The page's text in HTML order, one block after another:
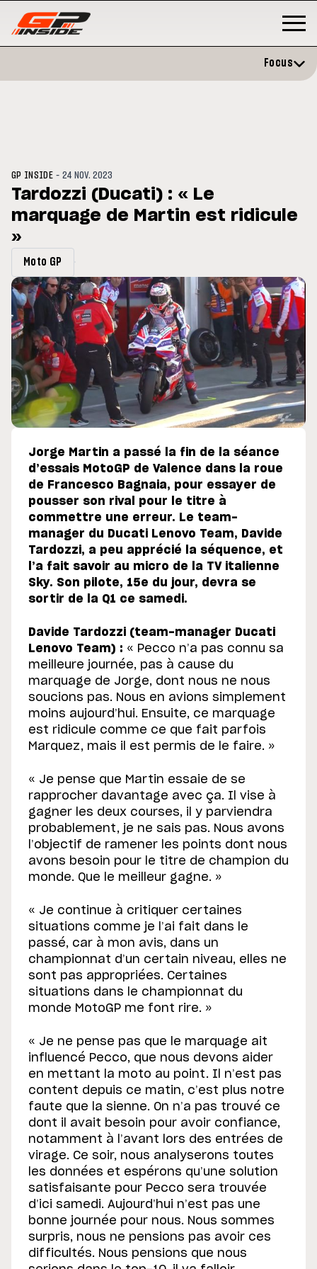
: Horaires et
du GP de Grande-
MOTO GP
Focus
GP INSIDE -24 NOV. 2023
Tardozzi (Ducati) : « Le
marquage de Martin est ridicule
»
Moto GP
Jorge Martin a passé la fin de la séance
d’essais MotoGP de Valence dans la roue
de Francesco Bagnaia, pour essayer de
pousser son rival pour le titre à
commettre une erreur. Le team-
manager du Ducati Lenovo Team, Davide
Tardozzi, a peu apprécié la séquence, et
l’a fait savoir au micro de la TV italienne
Sky. Son pilote, 15e du jour, devra se
sortir de la Q1 ce samedi.
Davide Tardozzi (team-manager Ducati
Lenovo Team) : « Pecco n’a pas connu sa
meilleure journée, pas à cause du
marquage de Jorge, dont nous ne nous
soucions pas. Nous en avions simplement
moins aujourd’hui. Ensuite, ce marquage
est ridicule comme ce que fait parfois
Marquez, mais il est permis de le faire. »
« Je pense que Martin essaie de se
rapprocher davantage avec ça. Il vise à
gagner les deux courses, il y parviendra
probablement, je ne sais pas. Nous avons
l’objectif de ramener les points dont nous
avons besoin pour le titre de champion du
monde. Que le meilleur gagne. »
« Je continue à critiquer certaines
situations comme je l’ai fait dans le
passé, car à mon avis, dans un
championnat d’un certain niveau, elles ne
sont pas appropriées. Certaines
situations dans le championnat du
monde MotoGP me font rire. »
« Je ne pense pas que le marquage ait
influencé Pecco, que nous devons aider
en mettant la moto au point. Il n’est pas
content depuis ce matin, c’est plus notre
faute que la sienne. On n’a pas trouvé ce
dont il avait besoin pour avoir confiance,
notamment à l’avant lors des entrées de
virage. Ce soir, nous analyserons toutes
les données et espérons qu’une solution
satisfaisante pour Pecco sera trouvée
d’ici samedi. Aujourd’hui n’est pas une
bonne journée pour nous. Nous sommes
surpris, nous ne pensions pas avoir ces
difficultés. Nous pensions que nous